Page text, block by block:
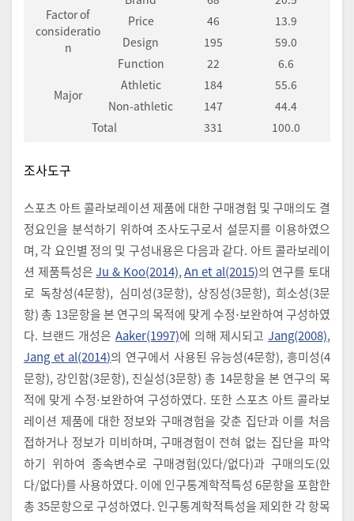
Factor of
consideratio
n
Price
46
13.9
Design
195
59.0
Function
22
6.6
Major
Athletic 184
55.6
Non-athletic
147
44.4
Total
331 100.0
조사도구
스포츠 아트 콜라보레이션 제품에 대한 구매경험 및 구매의도 결
정요인을 분석하기 위하여 조사도구로서 설문지를 이용하였으
며, 각 요인별 정의 및 구성내용은 다음과 같다. 아트 콜라보레이
션 제품특성은Ju & Koo(2014),An et al(2015)의 연구를 토대
로 독창성(4문항), 심미성(3문항), 상징성(3문항), 희소성(3문
항) 총 13문항을 본 연구의 목적에 맞게 수정⋅보완하여 구성하였
다. 브랜드 개성은 Aaker(1997)에 의해 제시되고 Jang(2008),
Jang et al(2014)의 연구에서 사용된 유능성(4문항), 흥미성(4
문항), 강인함(3문항), 진실성(3문항) 총 14문항을 본 연구의 목
적에 맞게 수정⋅보완하여 구성하였다. 또한 스포츠 아트 콜라보
레이션 제품에 대한 정보와 구매경험을 갖춘 집단과 이를 처음
접하거나 정보가 미비하며, 구매경험이 전혀 없는 집단을 파악
하기 위하여 종속변수로 구매경험(있다/없다)과 구매의도(있
다/없다)를 사용하였다. 이에 인구통계학적특성 6문항을 포함한
총 35문항으로 구성하였다. 인구통계학적특성을 제외한 각 항목